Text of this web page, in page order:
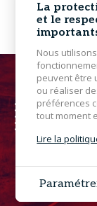
© 2026 Powersports
La
et le
Nous
peuvent être
ou réaliser
préférences
tout moment
Lire la